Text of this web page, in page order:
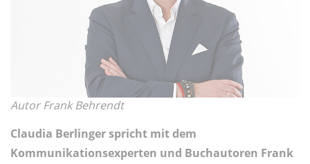
Autor Frank Behrendt
Claudia Berlinger spricht mit dem
Kommunikationsexperten und Buchautoren Frank